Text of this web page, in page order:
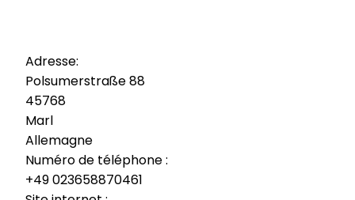
Adresse:
Polsumerstraße 88
45768
Marl
Allemagne
Numéro de téléphone :
+49 023658870461